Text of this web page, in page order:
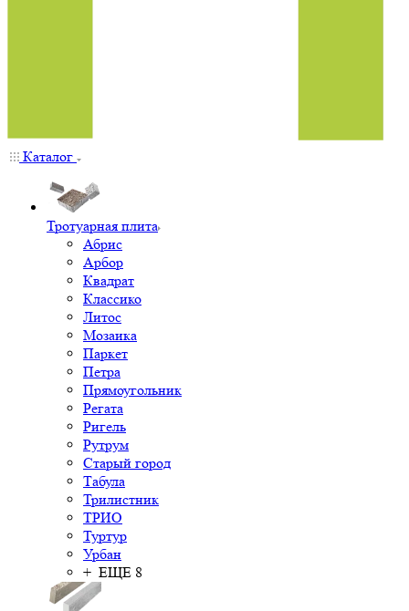
Каталог
Тротуарная плита
Абрис
Арбор
Квадрат
Классико
Литос
Мозаика
Паркет
Петра
Прямоугольник
Регата
Ригель
Рутрум
Старый город
Табула
Трилистник
ТРИО
Туртур
Урбан
+ ЕЩЕ 8